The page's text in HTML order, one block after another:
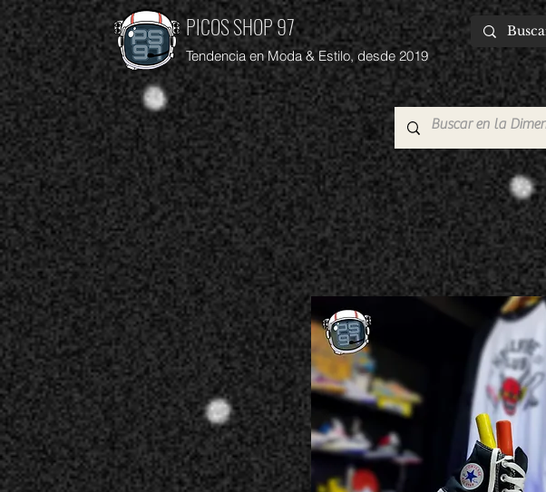
PICOS SHOP 97
Tendencia en Moda & Estilo, desde 2019